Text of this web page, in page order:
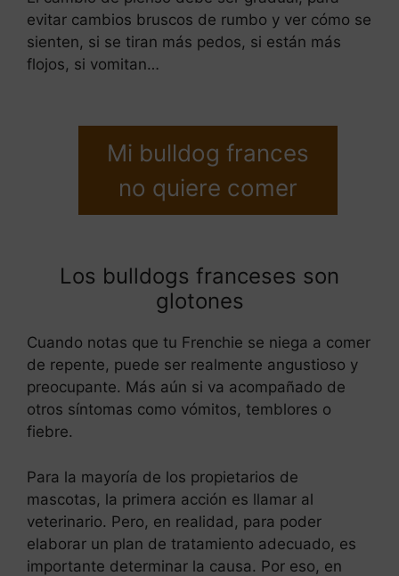
evitar cambios bruscos de rumbo y ver cómo se
sienten, si se tiran más pedos, si están más
flojos, si vomitan…
Mi bulldog frances
no quiere comer
Los bulldogs franceses son
glotones
Cuando notas que tu Frenchie se niega a comer
de repente, puede ser realmente angustioso y
preocupante. Más aún si va acompañado de
otros síntomas como vómitos, temblores o
fiebre.
Para la mayoría de los propietarios de
mascotas, la primera acción es llamar al
veterinario. Pero, en realidad, para poder
elaborar un plan de tratamiento adecuado, es
importante determinar la causa. Por eso, en